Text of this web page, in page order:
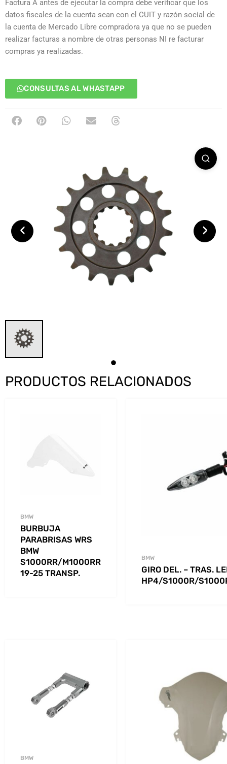
Factura A antes de ejecutar la compra debe verificar que los
datos fiscales de la cuenta sean con el CUIT y razón social de
la cuenta de Mercado Libre compradora ya que no se pueden
realizar facturas a nombre de otras personas NI re facturar
compras ya realizadas.
CONSULTAS AL WHASTAPP
‹ ›
PRODUCTOS RELACIONADOS
BMW
BURBUJA
PARABRISAS WRS
BMW
S1000RR/M1000RR
19-25 TRANSP.
BMW
GIRO DEL. – TRAS.
HP4/S1000R/
BMW